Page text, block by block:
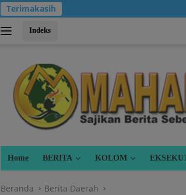
Terimakasih
Indeks
Home BERITA KOLOM
Beranda Berita Daerah